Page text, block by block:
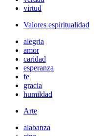
virtud
Valores espiritualidad
alegria
amor
caridad
esperanza
fe
gracia
humildad
Arte
alabanza